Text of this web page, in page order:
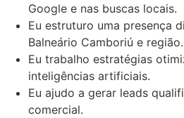
Google e nas buscas locais.
Eu estruturo uma presença
Balneário Camboriú e região.
Eu trabalho estratégias
inteligências artificiais.
Eu ajudo a gerar leads
comercial.